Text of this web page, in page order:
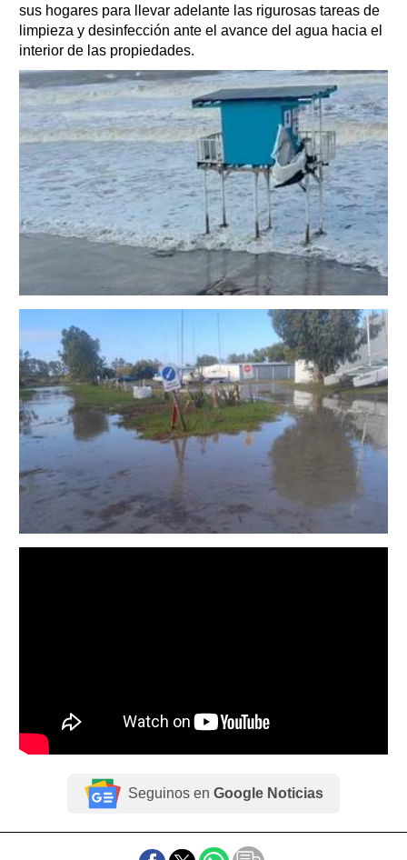
sus hogares para llevar adelante las rigurosas tareas de
limpieza y desinfección ante el avance del agua hacia el
interior de las propiedades.
Seguinos en Google Noticias